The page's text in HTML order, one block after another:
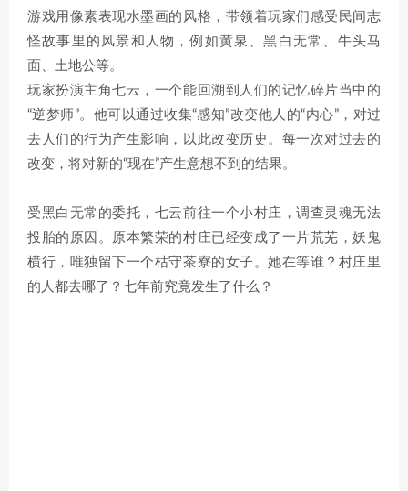
游戏用像素表现水墨画的风格，带领着玩家们感受民间志
怪故事里的风景和人物，例如黄泉、黑白无常、牛头马
面、土地公等。
玩家扮演主角七云，一个能回溯到人们的记忆碎片当中的
“逆梦师”。他可以通过收集“感知”改变他人的“内心”，对过
去人们的行为产生影响，以此改变历史。每一次对过去的
改变，将对新的“现在”产生意想不到的结果。
受黑白无常的委托，七云前往一个小村庄，调查灵魂无法
投胎的原因。原本繁荣的村庄已经变成了一片荒芜，妖鬼
横行，唯独留下一个枯守茶寮的女子。她在等谁？村庄里
的人都去哪了？七年前究竟发生了什么？